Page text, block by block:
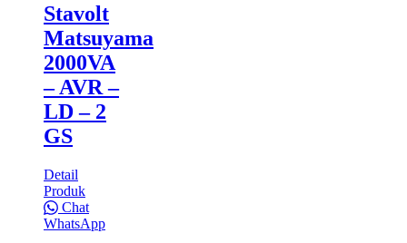
Stavolt
Matsuyama
2000VA
– AVR –
LD – 2
GS
Detail
Produk
Chat
WhatsApp